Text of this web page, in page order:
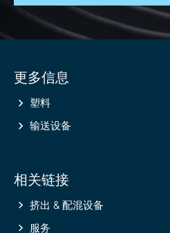
information
更多信息
塑料
输送设备
相关链接
挤出 & 配混设备
服务